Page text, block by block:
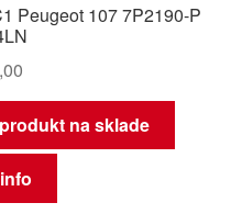
Peugeot 107 7P2190-P
na sklade